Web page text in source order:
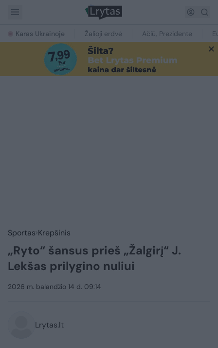
Karas Ukrainoje Žalioji erdvė Ačiū, Prezidente
Sportas Krepšinis
„Ryto“ šansus prieš „Žalgirį“ J.
Lekšas prilygino nuliui
2026 m. balandžio 14 d. 09:14
Lrytas.lt